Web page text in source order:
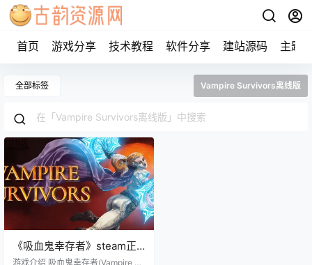
首页 游戏分享 技术教程 软件分享 建站源码 主题
全部标签 Vampire Survivors离线版
《吸血鬼幸存者》steam正
版离线版共享账号
游戏介绍 吸血鬼幸存者(Vampire Su